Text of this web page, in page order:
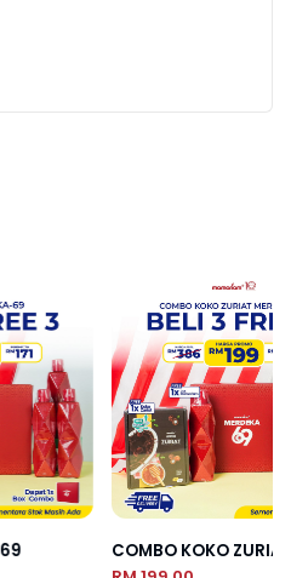
COMBO KOKO ZURIAT